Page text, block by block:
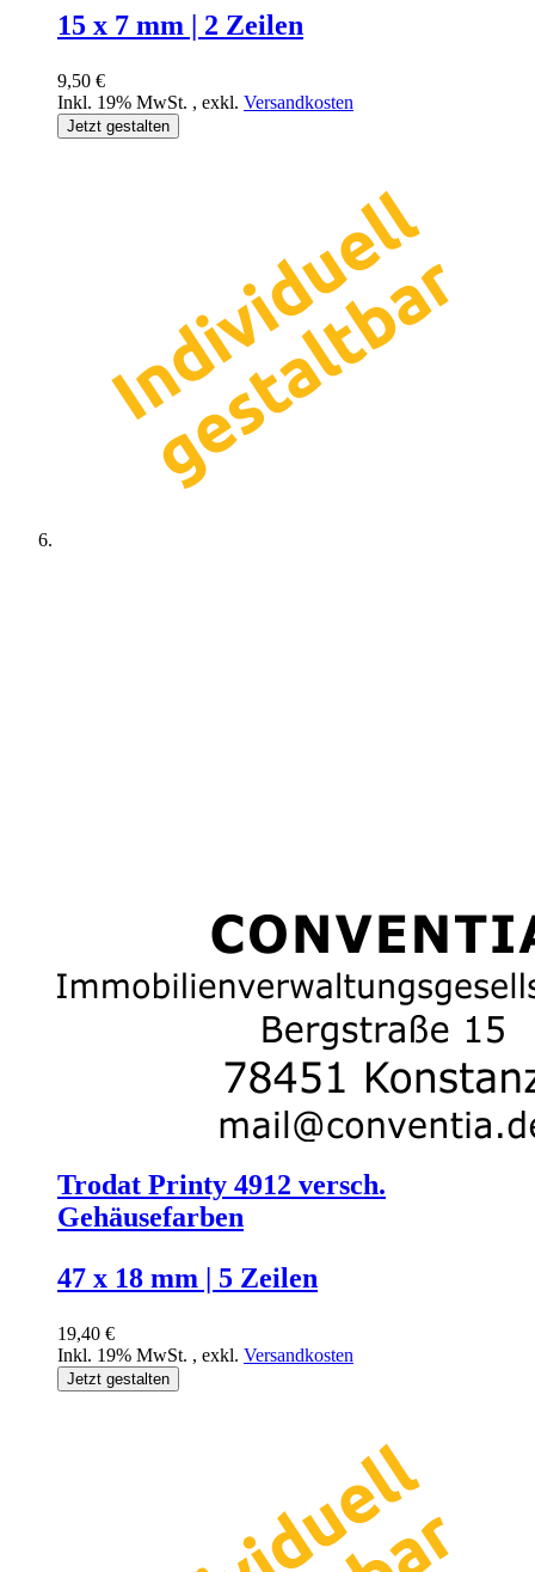
15 x 7 mm | 2 Zeilen
9,50 €
Inkl. 19% MwSt. , exkl. Versandkosten
Jetzt gestalten
Trodat Printy 4912 versch.
Gehäusefarben
47 x 18 mm | 5 Zeilen
19,40 €
Inkl. 19% MwSt. , exkl. Versandkosten
Jetzt gestalten